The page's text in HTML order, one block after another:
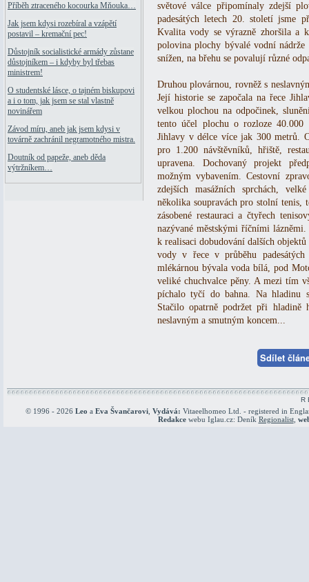
Příběh ztraceného kocourka Mňouka…
Jak jsem kdysi rozebíral a vzápětí
postavil – kremační pec!
Důstojník socialistické armády zůstane
důstojníkem – i kdyby byl třebas
ministrem!
O studentské lásce, o tajném biskupovi
a i o tom, jak jsem se stal vlastně
novinářem
Závod míru, aneb jak jsem kdysi v
továrně zachránil negramotného mistra.
Doutník od papeže, aneb děda
výtržníkem…
světové válce připomínaly zdejší
padesátých letech 20. století jsme
Kvalita vody se výrazně zhoršila a
polovina plochy bývalé vodní
snížen, na břehu se povalují různé
Druhou plovárnou, rovněž s
Její historie se započala na řece
velkou plochou na odpočinek,
tento účel plochu o rozloze
Jihlavy v délce více jak 300 metrů.
pro 1.200 návštěvníků, hřiště,
upravena. Dochovaný projekt
možným vybavením. Cestovní
zdejších masážních sprchách,
několika soupravách pro stolní tenis,
zásobené restauraci a čtyřech
nazývané městskými říčními
k realisaci dobudování dalších
vody v řece v průběhu
mlékárnou bývala voda bílá, pod
veliké chuchvalce pěny. A mezi tím
píchalo tyčí do bahna. Na hladinu
Stačilo opatrně podržet při
neslavným a smutným koncem...
Sdílet
R
© 1996 - 2026 Leo a Eva Švančarovi Vydává: Vitaeelhomeo Ltd. - registered in
Redakcewebu Iglau.cz: Deník Regionalist,